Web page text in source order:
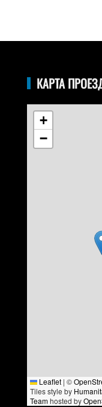
КАРТА
+
−
Leaflet | ©
Tiles style by
Teamhosted by